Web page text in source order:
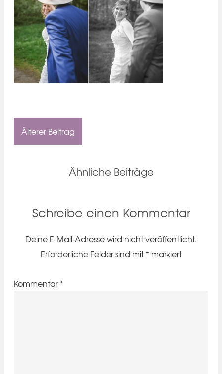
Älterer Beitrag
Ähnliche Beiträge
Schreibe einen Kommentar
Deine E-Mail-Adresse wird nicht veröffentlicht.
Erforderliche Felder sind mit* markiert
Kommentar *